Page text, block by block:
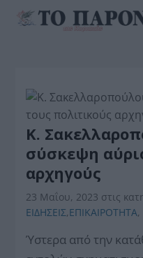
Κ.
σύσκεψη
αρχηγούς
23 Μαΐου, 2023 στις
ΕΙΔΗΣΕΙΣ,ΕΠΙΚΑΙΡΟΤΗΤΑ,
Ύστερα από την